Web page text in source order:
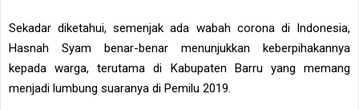
Sekadar diketahui, semenjak ada wabah corona di Indonesia,
Hasnah Syam benar-benar menunjukkan keberpihakannya
kepada warga, terutama di Kabupaten Barru yang memang
menjadi lumbung suaranya di Pemilu 2019.